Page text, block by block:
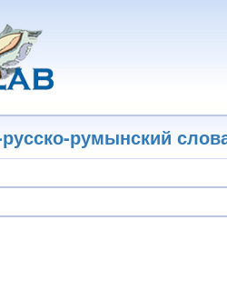
русско-румынский